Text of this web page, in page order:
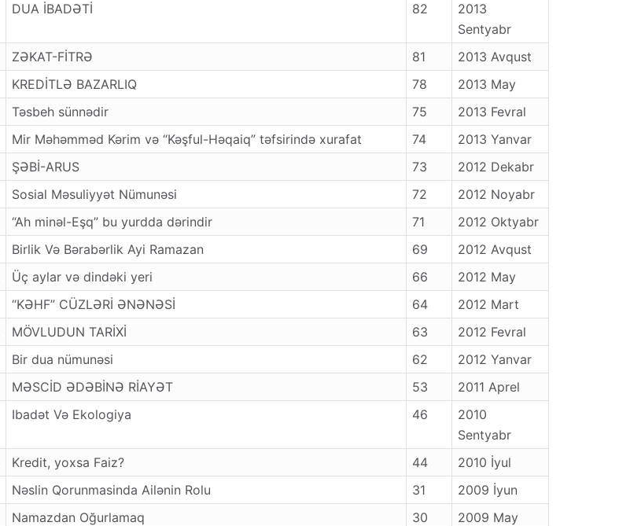
DUA İBADƏTİ 82
2013
Sentyabr
ZƏKAT-FİTRƏ 81
2013 Avqust
KREDİTLƏ BAZARLIQ 78
2013 May
Təsbeh sünnədir 75
2013 Fevral
Mir Məhəmməd Kərim və “Kəşful-Həqaiq” təfsirində xurafat 74
2013 Yanvar
ŞƏBİ-ARUS 73
2012 Dekabr
Sosial Məsuliyyət Nümunəsi 72
2012 Noyabr
“Ah minəl-Eşq” bu yurdda dərindir 71
2012 Oktyabr
Birlik Və Bərabərlik Ayi Ramazan 69
2012 Avqust
Üç aylar və dindəki yeri 66
2012 May
“KƏHF” CÜZLƏRİ ƏNƏNƏSİ 64
2012 Mart
MÖVLUDUN TARİXİ 63
2012 Fevral
Bir dua nümunəsi 62
2012 Yanvar
MƏSCİD ƏDƏBİNƏ RİAYƏT 53
2011 Aprel
Ibadət Və Ekologiya 46
2010
Sentyabr
Kredit, yoxsa Faiz? 44
2010 İyul
Nəslin Qorunmasinda Ailənin Rolu 31
2009 İyun
Namazdan Oğurlamaq 30
2009 May